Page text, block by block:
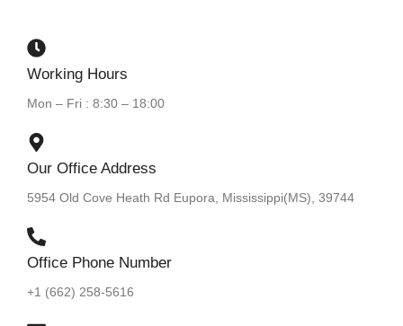
Working Hours
Mon – Fri : 8:30 – 18:00
Our Office Address
5954 Old Cove Heath Rd Eupora, Mississippi(MS), 39744
Office Phone Number
+1 (662) 258-5616